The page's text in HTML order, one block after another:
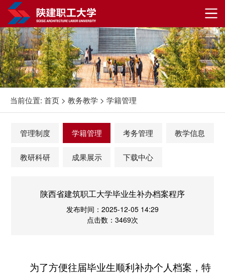
当前位置: 首页 > 教务教学 > 学籍管理
管理制度 学籍管理 考务管理 教学信息
教研科研 成果展示 下载中心
陕西省建筑职工大学毕业生补办档案程序
发布时间：2025-12-05 14:29
点击数：3469次
为了方便往届毕业生顺利补办个人档案，特